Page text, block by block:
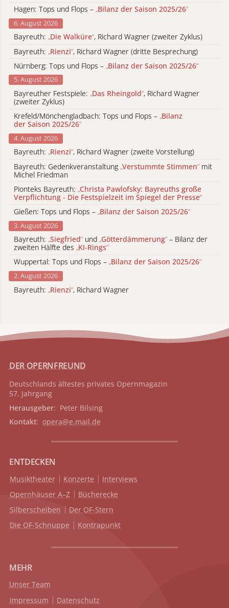
Hagen: Tops und Flops – „Bilanz der Saison 2025/26“
6. August 2026
Bayreuth: „Die Walküre“, Richard Wagner (zweiter Zyklus)
Bayreuth: „Rienzi“, Richard Wagner (dritte Besprechung)
Nürnberg: Tops und Flops – „Bilanz der Saison 2025/26“
5. August 2026
Bayreuther Festspiele: „Das Rheingold“, Richard Wagner
(zweiter Zyklus)
Krefeld/Mönchengladbach: Tops und Flops – „Bilanz
der Saison 2025/26“
4. August 2026
Bayreuth: „Rienzi“, Richard Wagner (zweite Vorstellung)
Bayreuth: Gedenkveranstaltung „Verstummte Stimmen“ mit
Michel Friedman
Pionteks Bayreuth: „Christa Pawlofsky: Bayreuths große
Verpflichtung - Die Festspielzeit im Spiegel der Presse“
Gießen: Tops und Flops – „Bilanz der Saison 2025/26“
3. August 2026
Bayreuth: „Siegfried“ und „Götterdämmerung“ – Bilanz der
zweiten Hälfte des „KI-Rings“
Wuppertal: Tops und Flops – „Bilanz der Saison 2025/26“
2. August 2026
Bayreuth: „Rienzi“, Richard Wagner
DER OPERNFREUND
Deutschlands ältestes privates Opernmagazin
57. Jahrgang
Herausgeber: Peter Bilsing
Kontakt: opera@e.mail.de
ENTDECKEN
Musiktheater Konzerte
Interviews
Opernhäuser A–Z
Bücherecke
Silberscheiben
Der OF-Stern
Die OF-Schnuppe
Kontrapunkt
MEHR
Unser Team
Impressum
Datenschutz